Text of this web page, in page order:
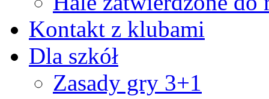
Kontakt z klubami
Dla szkół
Zasady gry 3+1